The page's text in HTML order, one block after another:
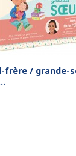
frère / grande-